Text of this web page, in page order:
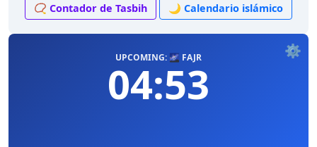
📿 Contador de Tasbih 🌙 Calendario islámico
⚙️
UPCOMING: 🌌 FAJR
04:53